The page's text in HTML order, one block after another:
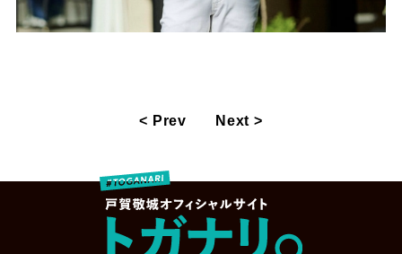
< Prev Next >